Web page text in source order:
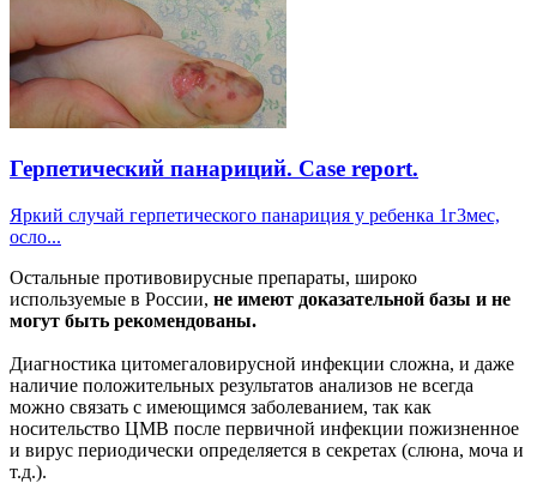
Герпетический панариций. Case report.
Яркий случай герпетического панариция у ребенка 1г3мес,
осло...
Остальные противовирусные препараты, широко
используемые в России, не имеют доказательной базы и не
могут быть рекомендованы.
Диагностика цитомегаловирусной инфекции сложна, и даже
наличие положительных результатов анализов не всегда
можно связать с имеющимся заболеванием, так как
носительство ЦМВ после первичной инфекции пожизненное
и вирус периодически определяется в секретах (слюна, моча и
т.д.).